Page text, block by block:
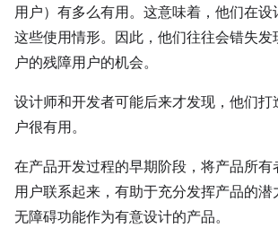
用户）有多么有用。这意味着，他们在
这些使用情形。因此，他们往往会错失发
户的残障用户的机会。
设计师和开发者可能后来才发现，他们打
户很有用。
在产品开发过程的早期阶段，将产品所
用户联系起来，有助于充分发挥产品的
无障碍功能作为有意设计的产品。